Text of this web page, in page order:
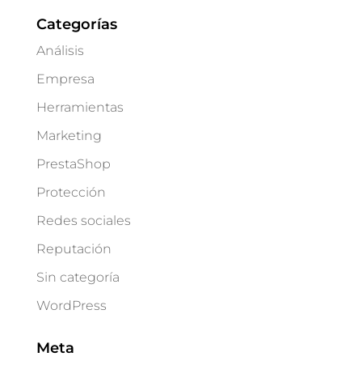
Categorías
Análisis
Empresa
Herramientas
Marketing
PrestaShop
Protección
Redes sociales
Reputación
Sin categoría
WordPress
Meta